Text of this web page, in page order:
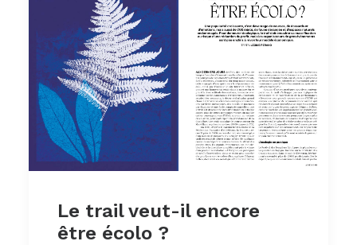
Le trail veut-il encore
être écolo ?